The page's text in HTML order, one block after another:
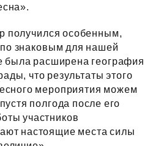
получился особенным,
знаковым для нашей
была расширена география
что результаты этого
мероприятия можем
полгода после его
участников
настоящие места силы